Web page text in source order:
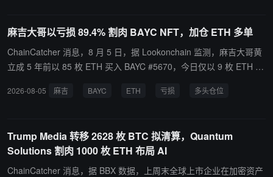
麻吉大哥以亏损 89.4% 割肉 BAYC NFT，加仓 ETH 多单
ChainCatcher 消息，8 月 5 日，据 Lookonchain 监测，麻吉大哥黄
立成 5 年前以 85 枚 ETH 买入 BAYC #5670，今日仅以 9 枚 ETH 售
后，他将所得资金继续用于支持其 ETH 多头仓位。当前仓位达 3450
2026-08-05 麻吉 BAYC ETH 亏损 多头仓位
Trump Media 转移 2628 枚 BTC 拟清算，Quantum
Solutions 割肉 1000 枚 ETH 布局 AI
ChainCatcher 消息，据 BBX 数据，上周末全球上市企业在加密资产